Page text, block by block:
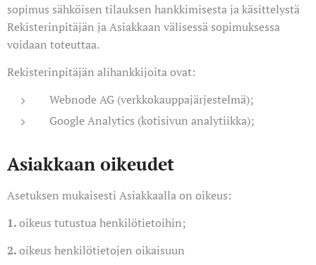
sopimus sähköisen tilauksen hankkimisesta ja käsittelystä
Rekisterinpitäjän ja Asiakkaan välisessä sopimuksessa
voidaan toteuttaa.
Rekisterinpitäjän alihankkijoita ovat:
Webnode AG (verkkokauppajärjestelmä);
Google Analytics (kotisivun analytiikka);
Asiakkaan oikeudet
Asetuksen mukaisesti Asiakkaalla on oikeus:
1.oikeus tutustua henkilötietoihin;
2.oikeus henkilötietojen oikaisuun